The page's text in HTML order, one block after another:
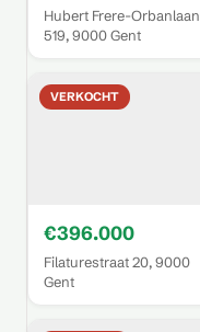
Hubert Frere-Orbanlaan
519, 9000 Gent
VERKOCHT
€396.000
Filaturestraat 20, 9000
Gent